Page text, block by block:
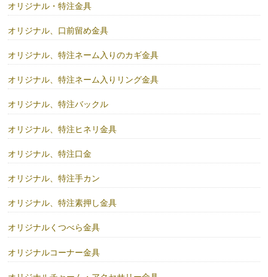
オリジナル・特注金具
オリジナル、口前留め金具
オリジナル、特注ネーム入りのカギ金具
オリジナル、特注ネーム入りリング金具
オリジナル、特注バックル
オリジナル、特注ヒネリ金具
オリジナル、特注口金
オリジナル、特注手カン
オリジナル、特注素押し金具
オリジナルくつべら金具
オリジナルコーナー金具